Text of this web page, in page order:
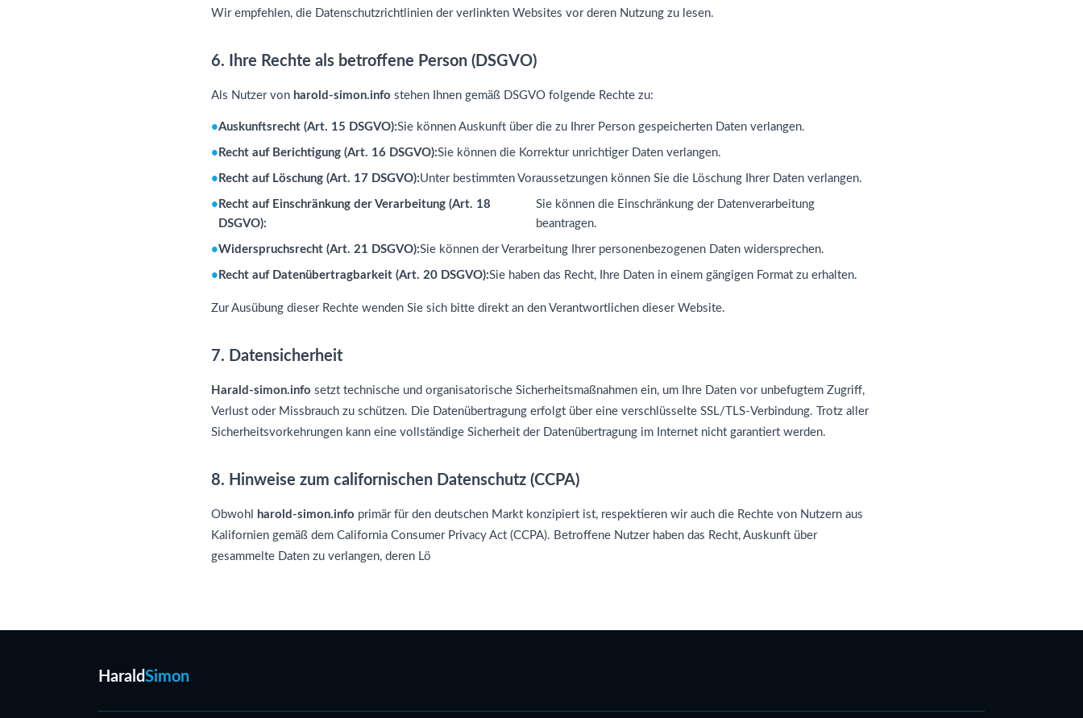
Wir empfehlen, die Datenschutzrichtlinien der verlinkten Websites vor deren Nutzung zu lesen.
6. Ihre Rechte als betroffene Person (DSGVO)
Als Nutzer von harold-simon.info stehen Ihnen gemäß DSGVO folgende Rechte zu:
Auskunftsrecht (Art. 15 DSGVO):Sie können Auskunft über die zu Ihrer Person gespeicherten Daten verlangen.
Recht auf Berichtigung (Art. 16 DSGVO):Sie können die Korrektur unrichtiger Daten verlangen.
Recht auf Löschung (Art. 17 DSGVO):Unter bestimmten Voraussetzungen können Sie die Löschung Ihrer Daten verlangen.
Recht auf Einschränkung der Verarbeitung (Art. 18
DSGVO):
Sie können die Einschränkung der Datenverarbeitung
beantragen.
Widerspruchsrecht (Art. 21 DSGVO):Sie können der Verarbeitung Ihrer personenbezogenen Daten widersprechen.
Recht auf Datenübertragbarkeit (Art. 20 DSGVO):Sie haben das Recht, Ihre Daten in einem gängigen Format zu erhalten.
Zur Ausübung dieser Rechte wenden Sie sich bitte direkt an den Verantwortlichen dieser Website.
7. Datensicherheit
Harald-simon.info setzt technische und organisatorische Sicherheitsmaßnahmen ein, um Ihre Daten vor unbefugtem Zugriff,
Verlust oder Missbrauch zu schützen. Die Datenübertragung erfolgt über eine verschlüsselte SSL/TLS-Verbindung. Trotz aller
Sicherheitsvorkehrungen kann eine vollständige Sicherheit der Datenübertragung im Internet nicht garantiert werden.
8. Hinweise zum californischen Datenschutz (CCPA)
Obwohl harold-simon.info primär für den deutschen Markt konzipiert ist, respektieren wir auch die Rechte von Nutzern aus
Kalifornien gemäß dem California Consumer Privacy Act (CCPA). Betroffene Nutzer haben das Recht, Auskunft über
gesammelte Daten zu verlangen, deren Lö
HaraldSimon